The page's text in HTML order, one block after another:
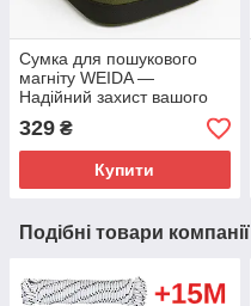
Сумка для пошукового
магніту WEIDA —
Надійний захист вашого
спорядження!
329 ₴
Купити
Подібні товари компанії